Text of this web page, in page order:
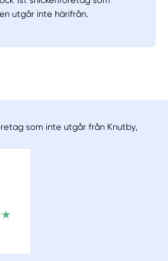
utgår inte härifrån.
som inte utgår från Knutby,